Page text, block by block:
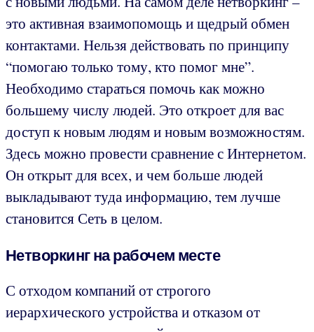
это активная взаимопомощь и щедрый обмен
контактами. Нельзя действовать по принципу
“помогаю только тому, кто помог мне”.
Необходимо стараться помочь как можно
большему числу людей. Это откроет для вас
доступ к новым людям и новым возможностям.
Здесь можно провести сравнение с Интернетом.
Он открыт для всех, и чем больше людей
выкладывают туда информацию, тем лучше
становится Сеть в целом.
Нетворкинг на рабочем месте
С отходом компаний от строгого
иерархического устройства и отказом от